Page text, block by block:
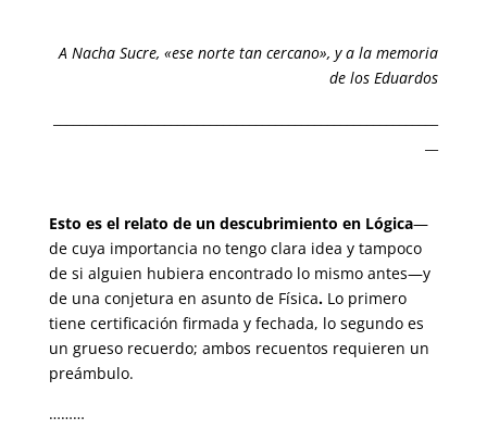
A Nacha Sucre, «ese norte tan cercano», y a la memoria
de los Eduardos
Esto es el relato de un descubrimiento en Lógica—
de cuya importancia no tengo clara idea y tampoco
de si alguien hubiera encontrado lo mismo antes—y
de una conjetura en asunto de Física. Lo primero
tiene certificación firmada y fechada, lo segundo es
un grueso recuerdo; ambos recuentos requieren un
preámbulo.
………